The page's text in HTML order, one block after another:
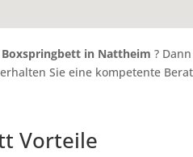
Boxspringbett in Nattheim ?
Sie eine kompetente
Vorteile